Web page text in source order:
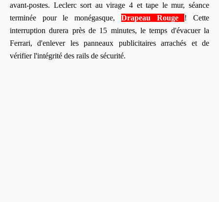
avant-postes. Leclerc sort au virage 4 et tape le mur, séance
terminée pour le monégasque, Drapeau Rouge
! Cette
interruption durera près de 15 minutes, le temps d'évacuer la
Ferrari, d'enlever les panneaux publicitaires arrachés et de
vérifier l'intégrité des rails de sécurité.